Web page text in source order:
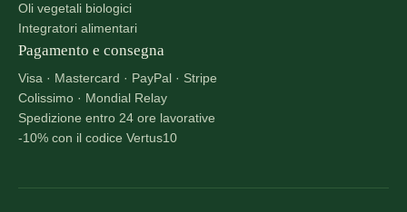
Oli vegetali biologici
Integratori alimentari
Pagamento e consegna
Visa · Mastercard · PayPal · Stripe
Colissimo · Mondial Relay
Spedizione entro 24 ore lavorative
-10% con il codice Vertus10